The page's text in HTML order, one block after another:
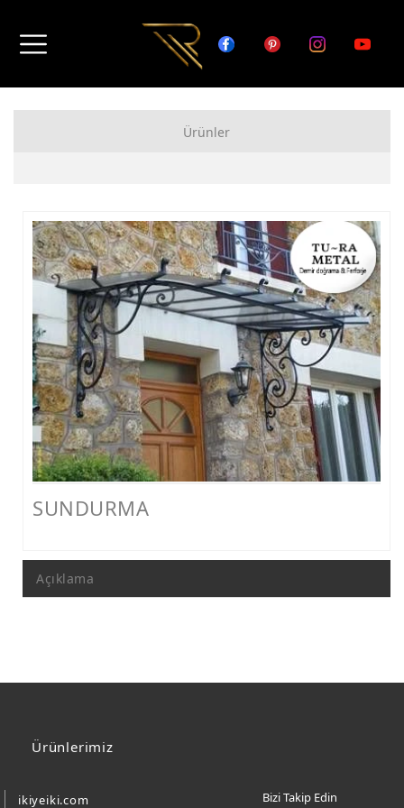
Ürünler
FERFORJE GARAJ KAPISI MODELLERİ
FERFORJE DUVAR ÜSTÜ KORKULUK MODELLERİ
FERFORJE BALKON KORKULUK MODELLERİ
FERFORJE MERDİVEN KORKULUK MODELLERİ
DEMİR MERDİVEN MODELLERİ
FERFORJE PERGOLA & FERFORJE SUNDURMA
FERFORJE ÇARDAK VE KAMELYA MODELLERİ
SUNDURMA
Açıklama
Ürünlerimiz
ikiyeiki.com Bizi Takip Edin